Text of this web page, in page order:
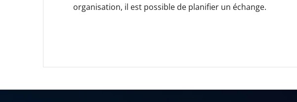
organisation, il est possible de planifier un échange.